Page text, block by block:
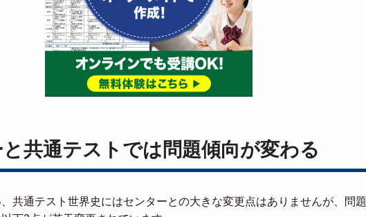
共通テストでは問題傾向が変わる
共通テスト世界史にはセンターとの大きな変更点はありませんが、問題